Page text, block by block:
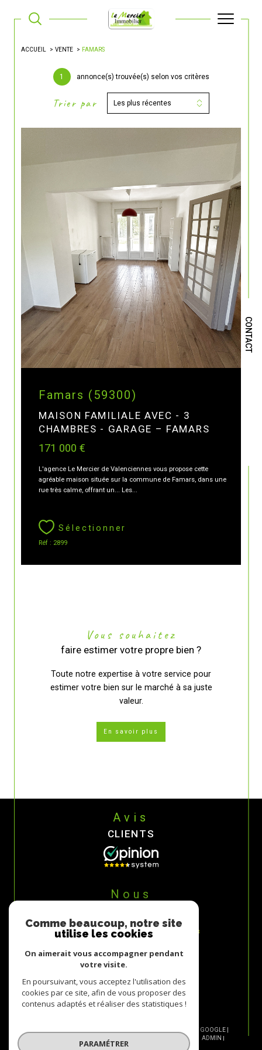
CONTACT
ACCUEIL VENTE FAMARS
1 annonce(s) trouvée(s) selon vos critères
Trier par Les plus récentes
Famars (59300)
MAISON FAMILIALE AVEC - 3
CHAMBRES - GARAGE – FAMARS
171 000 €
L'agence Le Mercier de Valenciennes vous propose cette
agréable maison située sur la commune de Famars, dans une
rue très calme, offrant un... Les...
Sélectionner
Réf : 2899
Vous souhaitez
faire estimer votre propre bien ?
Toute notre expertise à votre service pour
estimer votre bien sur le marché à sa juste
valeur.
En savoir plus
Avis
CLIENTS
Nous
© 2026 | TOUS DROITS RÉSERVÉS | TRADUCTION POWERED BY GOOGLE |
PLAN DU SITE MENTIONS LÉGALES
ADMIN
NOS LIENS
POLITIQUE RGPD
Comme beaucoup, notre site
utilise les cookies
On aimerait vous accompagner pendant
votre visite.
En poursuivant, vous acceptez l'utilisation des
cookies par ce site, afin de vous proposer des
contenus adaptés et réaliser des statistiques !
PARAMÉTRER